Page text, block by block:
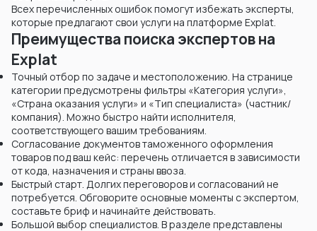
Всех перечисленных ошибок помогут избежать эксперты,
которые предлагают свои услуги на платформе Explat.
Преимущества поиска экспертов на
Explat
Точный отбор по задаче и местоположению. На странице
категории предусмотрены фильтры «Категория услуги»,
«Страна оказания услуги» и «Тип специалиста» (частник/
компания). Можно быстро найти исполнителя,
соответствующего вашим требованиям.
Согласование документов таможенного оформления
товаров под ваш кейс: перечень отличается в зависимости
от кода, назначения и страны ввоза.
Быстрый старт. Долгих переговоров и согласований не
потребуется. Обговорите основные моменты с экспертом,
составьте бриф и начинайте действовать.
Большой выбор специалистов. В разделе представлены